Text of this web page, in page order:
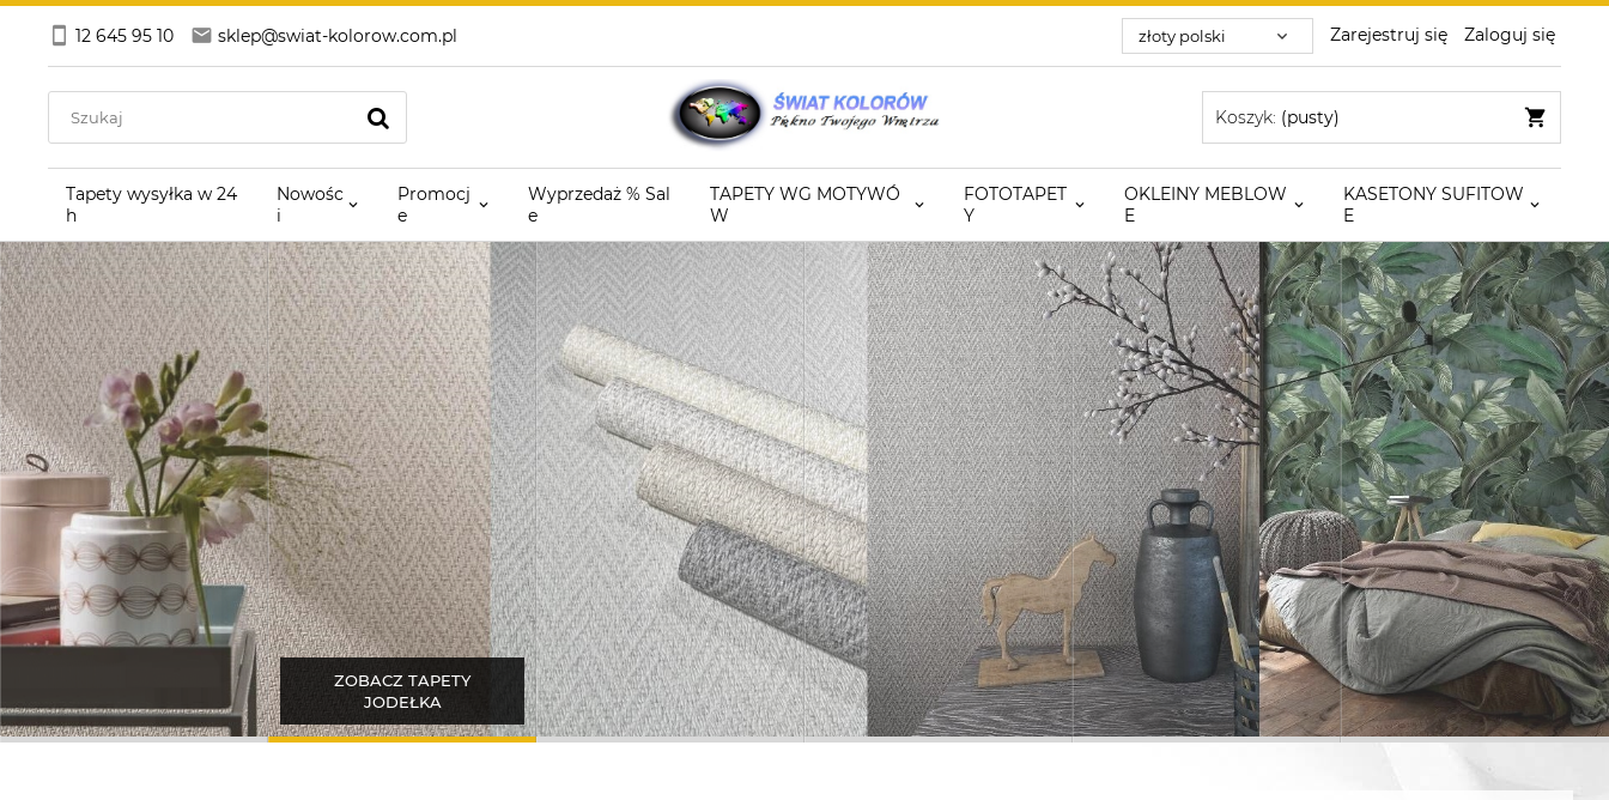
12 645 95 10 sklep@swiat-kolorow.com.pl Zarejestruj się Zaloguj się
Koszyk: (pusty)
Tapety wysyłka w 24
h
Nowośc
i
Promocj
e
Wyprzedaż % Sal
e
TAPETY WG MOTYWÓ
W
FOTOTAPET
Y
OKLEINY MEBLOW
E
KASETONY SUFITOW
E
ZOBACZ TAPETY
JODEŁKA